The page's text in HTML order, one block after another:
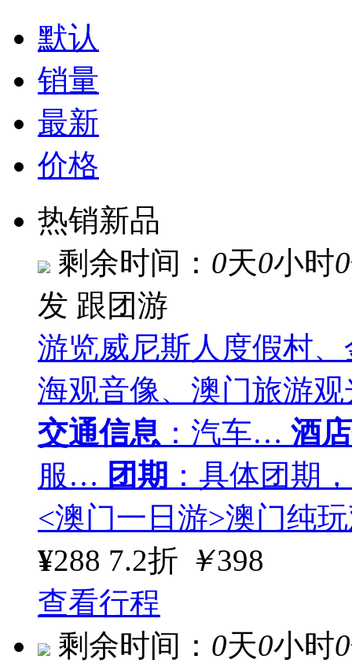
默认
销量
最新
价格
热销新品
剩余时间： 0天0小时0
发 跟团游
游览威尼斯人度假村
海观音像、澳门旅游
交通信息 ：汽车… 酒
服… 团期 ：具体团期
<澳门一日游>澳门纯
¥288 7.2折 ￥398
查看行程
剩余时间： 0天0小时0